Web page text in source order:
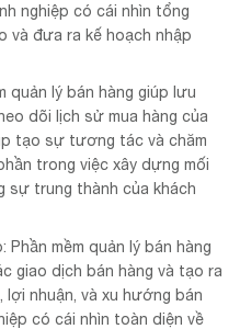
nghiệp có cái nhìn tổng
và đưa ra kế hoạch nhập
quản lý bán hàng giúp lưu
dõi lịch sử mua hàng của
tạo sự tương tác và chăm
trong việc xây dựng mối
sự trung thành của khách
mềm quản lý bán hàng
giao dịch bán hàng và tạo ra
nhuận, và xu hướng bán
có cái nhìn toàn diện về